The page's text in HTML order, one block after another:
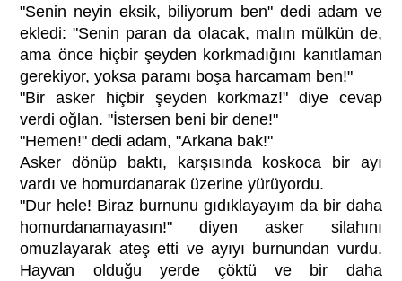
"Senin neyin eksik, biliyorum ben" dedi adam ve
ekledi: "Senin paran da olacak, malın mülkün de,
ama önce hiçbir şeyden korkmadığını kanıtlaman
gerekiyor, yoksa paramı boşa harcamam ben!"
"Bir asker hiçbir şeyden korkmaz!" diye cevap
verdi oğlan. "İstersen beni bir dene!"
"Hemen!" dedi adam, "Arkana bak!"
Asker dönüp baktı, karşısında koskoca bir ayı
vardı ve homurdanarak üzerine yürüyordu.
"Dur hele! Biraz burnunu gıdıklayayım da bir daha
homurdanamayasın!" diyen asker silahını
omuzlayarak ateş etti ve ayıyı burnundan vurdu.
Hayvan olduğu yerde çöktü ve bir daha